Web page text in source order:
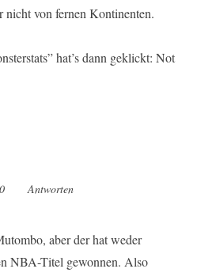
nicht von fernen Kontinenten.
hat’s dann geklickt: Not
16:31
Antworten
aber der hat weder
NBA-Titel gewonnen. Also